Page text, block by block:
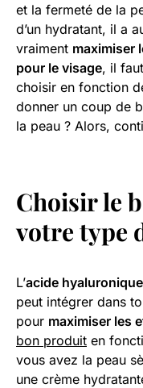
et la fermeté de la
d’un hydratant, il a
vraiment maximiser
pour le visage, il
choisir en fonction
donner un coup de
la peau ? Alors,
Choisir le
votre type
L’acide hyaluronique
peut intégrer dans
pour maximiser les
bon produit en
vous avez la peau
une crème